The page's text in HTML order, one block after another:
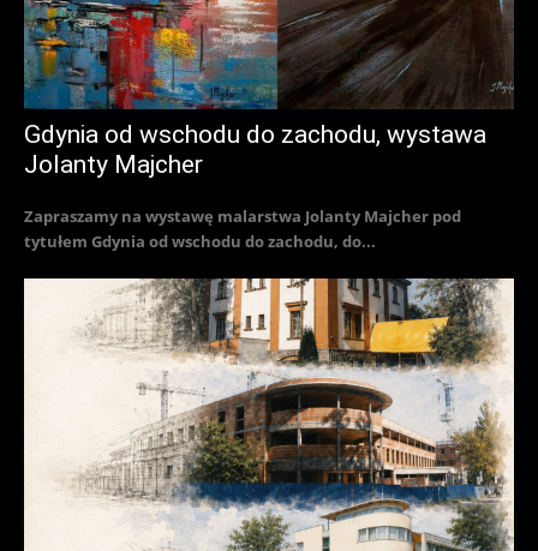
Gdynia od wschodu do zachodu, wystawa
Jolanty Majcher
Zapraszamy na wystawę malarstwa Jolanty Majcher pod
tytułem Gdynia od wschodu do zachodu, do...